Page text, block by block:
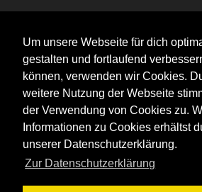
Um unsere Webseite für dich
gestalten und fortlaufend
können, verwenden wir Cookies.
weitere Nutzung der Webseite
der Verwendung von Cookies zu.
Informationen zu Cookies erhältst
unserer Datenschutzerklärung.
Zur Datenschutzerklärung
Rosenmontag in Bonn 2026
<< zurück